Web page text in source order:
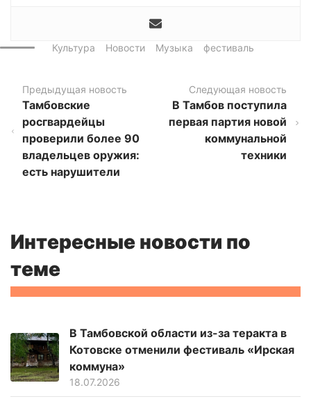
Культура Новости Музыка фестиваль
Предыдущая новость
Тамбовские
росгвардейцы
проверили более 90
владельцев оружия:
есть нарушители
Следующая новость
В Тамбов поступила
первая партия новой
коммунальной
техники
Интересные новости по
теме
В Тамбовской области из-за теракта в
Котовске отменили фестиваль «Ирская
коммуна»
18.07.2026